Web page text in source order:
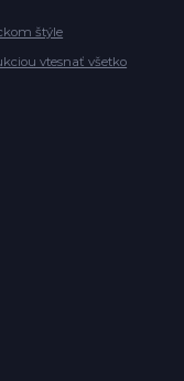
štýle
vtesnať všetko